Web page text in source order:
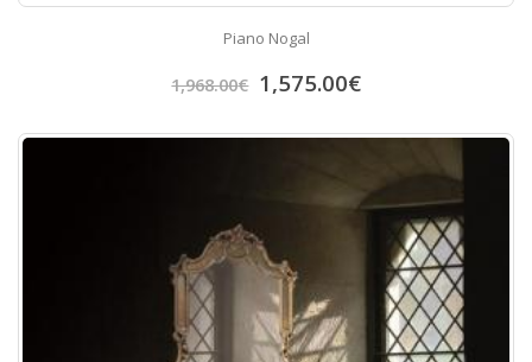
Piano Nogal
1,968.00€ 1,575.00€